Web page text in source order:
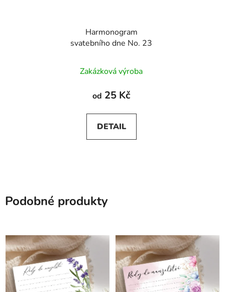
Harmonogram
svatebního dne No. 23
Zakázková výroba
od 25 Kč
DETAIL
Podobné produkty